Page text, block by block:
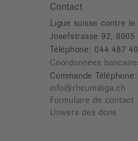
Contact
Ligue suisse contre le
Josefstrasse 92, 8005
Téléphone: 044 487
Coordonnées
Commande
info@rheumaliga.ch
Formulaire de contact
Univers des dons